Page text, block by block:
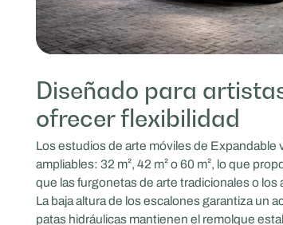
Diseñado para
ofrecer flexibilidad
Los estudios de arte móviles de Expandable
ampliables: 32 m², 42 m² o 60 m², lo que
que las furgonetas de arte tradicionales o
La baja altura de los escalones garantiza un
patas hidráulicas mantienen el remolque